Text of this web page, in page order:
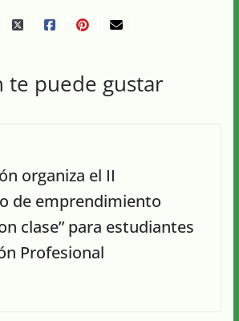
te puede gustar
organiza el II
de emprendimiento
clase” para estudiantes
Profesional